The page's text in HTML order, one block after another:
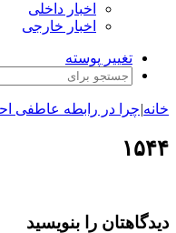
اخبار داخلی
اخبار خارجی
تغییر پوسته
خانه|چرا در رابطه عاطفی
۱۵۴۴
دیدگاهتان را بنویسید